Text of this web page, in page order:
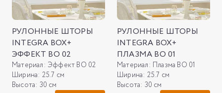
РУЛОННЫЕ ШТОРЫ
INTEGRA BOX+
ЭФФЕКТ ВО 02
Материал: Эффект ВО 02
Ширина: 25.7 см
Высота: 30 см
РУЛОННЫЕ ШТОРЫ
INTEGRA BOX+
ПЛАЗМА ВО 01
Материал: Плазма ВО 01
Ширина: 25.7 см
Высота: 30 см